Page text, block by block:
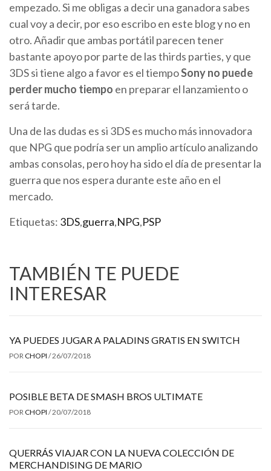
empezado. Si me obligas a decir una ganadora sabes
cual voy a decir, por eso escribo en este blog y no en
otro. Añadir que ambas portátil parecen tener
bastante apoyo por parte de las thirds parties, y que
3DS si tiene algo a favor es el tiempoSony no puede
perder mucho tiempo en preparar el lanzamiento o
será tarde.
Una de las dudas es si 3DS es mucho más innovadora
que NPG que podría ser un amplio artículo analizando
ambas consolas, pero hoy ha sido el día de presentar la
guerra que nos espera durante este año en el
mercado.
Etiquetas: 3DS,guerra,NPG,PSP
TAMBIÉN TE PUEDE
INTERESAR
YA PUEDES JUGAR A PALADINS GRATIS EN SWITCH
POR CHOPI /26/07/2018
POSIBLE BETA DE SMASH BROS ULTIMATE
POR CHOPI /20/07/2018
QUERRÁS VIAJAR CON LA NUEVA COLECCIÓN DE
MERCHANDISING DE MARIO